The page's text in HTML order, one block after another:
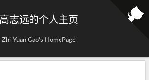
高志远的个人主页
Zhi-Yuan Gao's HomePage